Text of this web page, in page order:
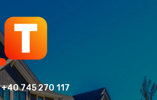
+40 745 270 117